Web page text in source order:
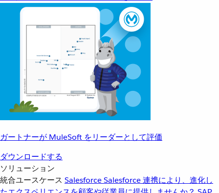
ガートナーが MuleSoft をリーダーとして評価
ダウンロードする
ソリューション
統合ユースケース SalesforceSalesforce 連携により、進化し